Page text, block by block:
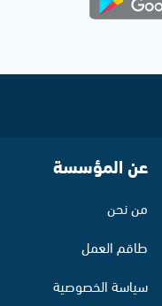
عن المؤسسة
من نحن
طاقم العمل
سياسة الخصوصية